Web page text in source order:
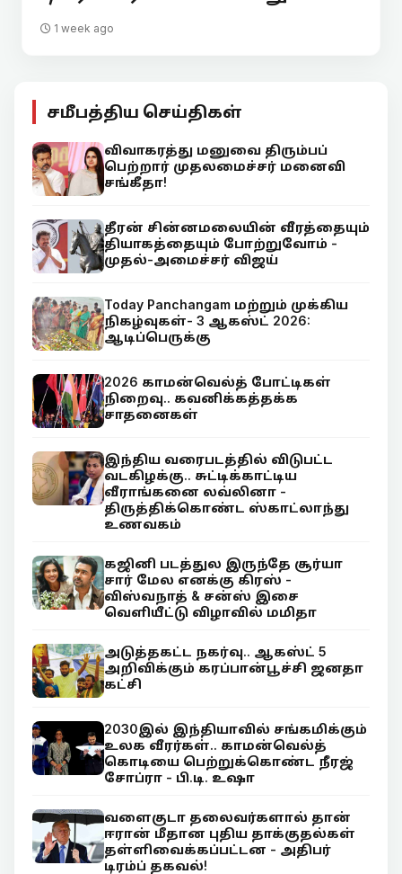
1 week ago
சமீபத்திய செய்திகள்
விவாகரத்து மனுவை திரும்பப்
பெற்றார் முதலமைச்சர் மனைவி
சங்கீதா!
தீரன் சின்னமலையின் வீரத்தையும்
தியாகத்தையும் போற்றுவோம் -
முதல்-அமைச்சர் விஜய்
Today Panchangam மற்றும் முக்கிய
நிகழ்வுகள்- 3 ஆகஸ்ட் 2026:
ஆடிப்பெருக்கு
2026 காமன்வெல்த் போட்டிகள்
நிறைவு.. கவனிக்கத்தக்க
சாதனைகள்
இந்திய வரைபடத்தில் விடுபட்ட
வடகிழக்கு.. சுட்டிக்காட்டிய
வீராங்கனை லவ்லினா -
திருத்திக்கொண்ட ஸ்காட்லாந்து
உணவகம்
கஜினி படத்துல இருந்தே சூர்யா
சார் மேல எனக்கு கிரஸ் -
விஸ்வநாத் & சன்ஸ் இசை
வெளியீட்டு விழாவில் மமிதா
அடுத்தகட்ட நகர்வு.. ஆகஸ்ட் 5
அறிவிக்கும் கரப்பான்பூச்சி ஜனதா
கட்சி
2030இல் இந்தியாவில் சங்கமிக்கும்
உலக வீரர்கள்.. காமன்வெல்த்
கொடியை பெற்றுக்கொண்ட நீரஜ்
சோப்ரா - பி.டி. உஷா
வளைகுடா தலைவர்களால் தான்
ஈரான் மீதான புதிய தாக்குதல்கள்
தள்ளிவைக்கப்பட்டன - அதிபர்
டிரம்ப் தகவல்!